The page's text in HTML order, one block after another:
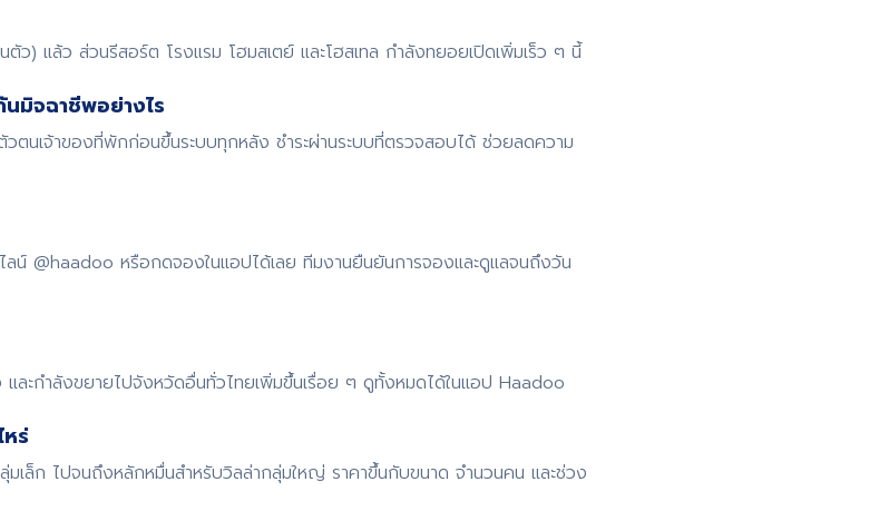
) แล้ว ส่วนรีสอร์ต โรงแรม โฮมสเตย์ และโฮสเทล กำลังทยอยเปิดเพิ่มเร็ว ๆ นี้
มิจฉาชีพอย่างไร
นเจ้าของที่พักก่อนขึ้นระบบทุกหลัง ชำระผ่านระบบที่ตรวจสอบได้ ช่วยลดความ
น์ @haadoo หรือกดจองในแอปได้เลย ทีมงานยืนยันการจองและดูแลจนถึงวัน
ละกำลังขยายไปจังหวัดอื่นทั่วไทยเพิ่มขึ้นเรื่อย ๆ ดูทั้งหมดได้ในแอป Haadoo
ร่
เล็ก ไปจนถึงหลักหมื่นสำหรับวิลล่ากลุ่มใหญ่ ราคาขึ้นกับขนาด จำนวนคน และช่วง